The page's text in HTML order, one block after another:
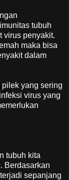
tubuh
virus penyakit.
maka bisa
dalam
yang sering
virus yang
tubuh kita
Berdasarkan
sepanjang